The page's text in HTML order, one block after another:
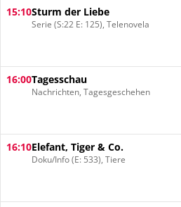
15:10Sturm der Liebe
Serie (S:22 E: 125), Telenovela
16:00Tagesschau
Nachrichten, Tagesgeschehen
16:10Elefant, Tiger & Co.
Doku/Info (E: 533), Tiere